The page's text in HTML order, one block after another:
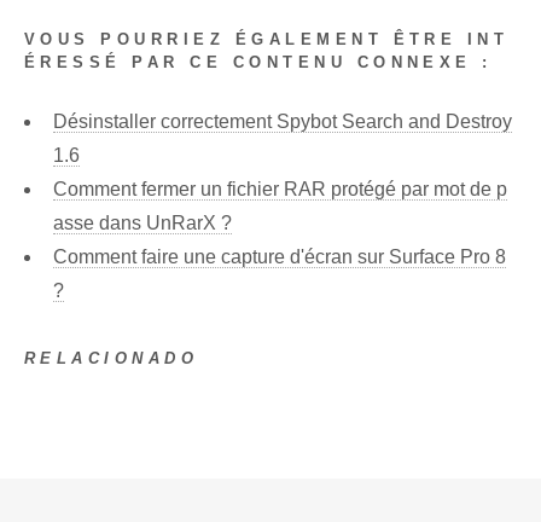
VOUS POURRIEZ ÉGALEMENT ÊTRE INT
ÉRESSÉ PAR CE CONTENU CONNEXE :
Désinstaller correctement Spybot Search and Destroy
1.6
Comment fermer un fichier RAR protégé par mot de p
asse dans UnRarX ?
Comment faire une capture d'écran sur Surface Pro 8
?
RELACIONADO